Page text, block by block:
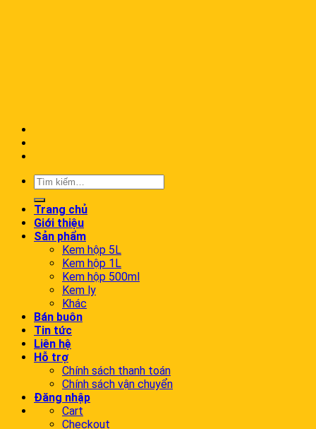
Trang chủ
Giới thiệu
Sản phẩm
Kem hộp 5L
Kem hộp 1L
Kem hộp 500ml
Kem ly
Khác
Bán buôn
Tin tức
Liên hệ
Hỗ trợ
Chính sách thanh toán
Chính sách vận chuyển
Đăng nhập
Cart
Checkout